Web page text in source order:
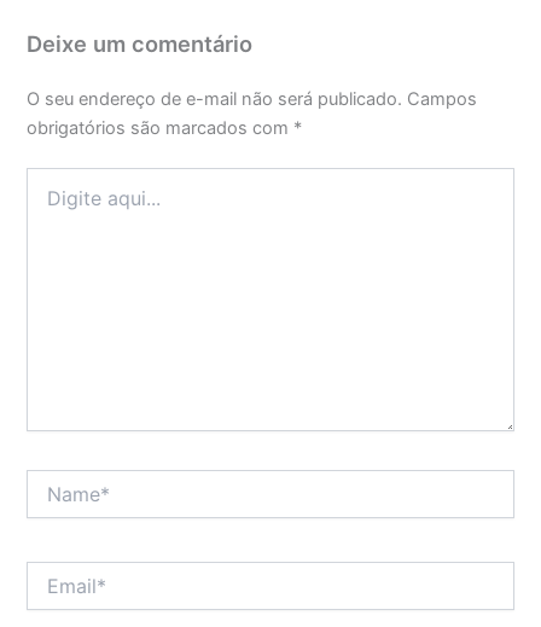
Deixe um comentário
O seu endereço de e-mail não será publicado. Campos
obrigatórios são marcados com *
aqui...